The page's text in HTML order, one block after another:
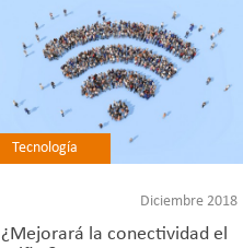
Tecnología
Diciembre 2018
¿Mejorará la conectividad el